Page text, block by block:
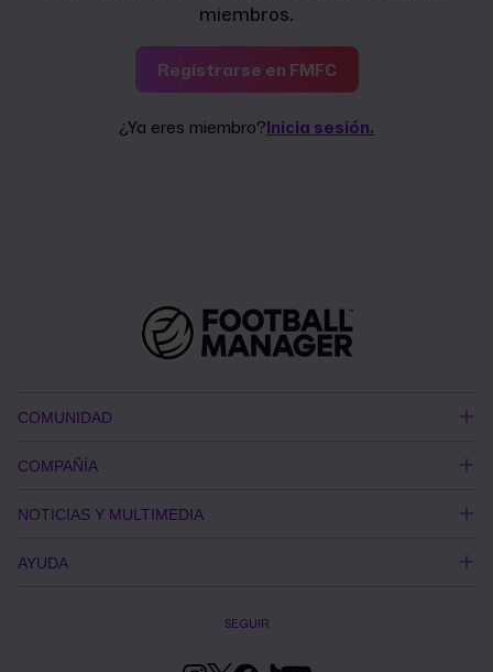
miembros.
Registrarse en FMFC
¿Ya eres miembro?Inicia sesión.
COMUNIDAD
COMPAÑÍA
NOTICIAS Y MULTIMEDIA
AYUDA
SEGUIR